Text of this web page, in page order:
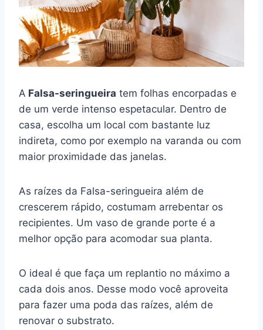
A Falsa-seringueira tem folhas encorpadas e
de um verde intenso espetacular. Dentro de
casa, escolha um local com bastante luz
indireta, como por exemplo na varanda ou com
maior proximidade das janelas.
As raízes da Falsa-seringueira além de
crescerem rápido, costumam arrebentar os
recipientes. Um vaso de grande porte é a
melhor opção para acomodar sua planta.
O ideal é que faça um replantio no máximo a
cada dois anos. Desse modo você aproveita
para fazer uma poda das raízes, além de
renovar o substrato.